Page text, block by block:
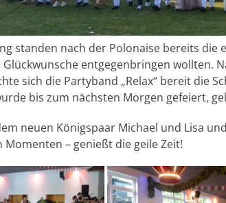
standen nach der Polonaise bereits
entgegenbringen wollten.
sich die Partyband „Relax“ bereit die
bis zum nächsten Morgen gefeiert,
neuen Königspaar Michael und Lisa
Momenten – genießt die geile Zeit!